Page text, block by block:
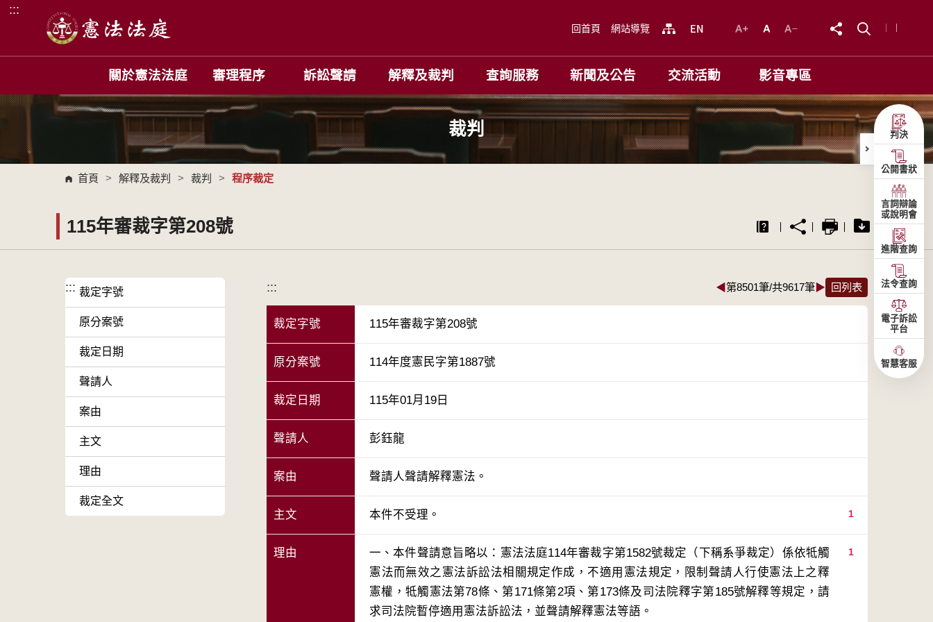
跳到主要內容區塊
:::
回首頁 網站導覽
關於憲法法庭 審理程序 訴訟聲請 解釋及裁判 查詢服務 新聞及公告 交流活動 影音專區
裁判
首頁 > 解釋及裁判 > 裁判 > 程序裁定
115年審裁字第208號
::: 裁定字號
原分案號
裁定日期
聲請人
案由
主文
理由
裁定全文
::: ◀第8501筆/共9617筆▶ 回列表
裁定字號 115年審裁字第208號
原分案號 114年度憲民字第1887號
裁定日期 115年01月19日
聲請人 彭鈺龍
案由 聲請人聲請解釋憲法。
主文 1
本件不受理。
理由 1
一、本件聲請意旨略以：憲法法庭114年審裁字第1582號裁定（下稱系爭裁定）係依牴觸
憲法而無效之憲法訴訟法相關規定作成，不適用憲法規定，限制聲請人行使憲法上之釋
憲權，牴觸憲法第78條、第171條第2項、第173條及司法院釋字第185號解釋等規定，請
判決
公開書狀
言詞辯論
或說明會
進階查詢
法令查詢
電子訴訟
平台
智慧客服